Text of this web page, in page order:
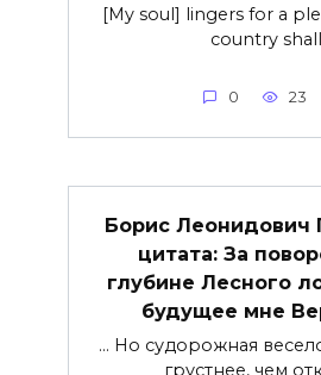
[My soul] lingers for a
country shall
0 23
Борис Леонидович
цитата: За
глубине Лесного
будущее мне
… Но судорожная
грустнее, чем